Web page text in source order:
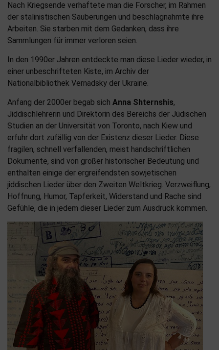
Nach Kriegsende verhaftete man die Forscher, im Rahmen
der stalinistischen Säuberungen und beschlagnahmte ihre
Arbeiten. Sie starben mit dem Gedanken, dass ihre
Sammlungen für immer verloren seien.
In den 1990er Jahren entdeckte man diese Lieder wieder, in
einer unbeschrifteten Kiste, im Archiv der
Nationalbibliothek Vernadsky der Ukraine.
Anfang der 2000er begab sich Anna Shternshis,
Jiddischlehrerin und Direktorin des Bereichs der Jüdischen
Studien an der Universität von Toronto, nach Kiew und
erfuhr dort zufällig von der Existenz dieser Lieder. Diese
fragilen, schnell verfallenden, meist handschriftlichen
Dokumente, sind von großer historischer Bedeutung und
enthalten einige der ergreifendsten sowjetischen
jiddischen Lieder über den Zweiten Weltkrieg. Verzweiflung,
Hoffnung, Humor, Tapferkeit, Widerstand und Rache sind
Gefühle, die in jedem dieser Lieder zum Ausdruck kommen.